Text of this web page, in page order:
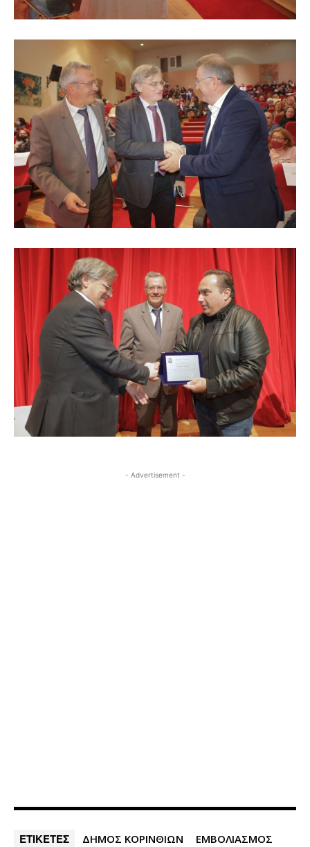
- Advertisement -
ΕΤΙΚΕΤΕΣ ΔΗΜΟΣ ΚΟΡΙΝΘΙΩΝ
ΕΜΒΟΛΙΑΣΜΟΣ